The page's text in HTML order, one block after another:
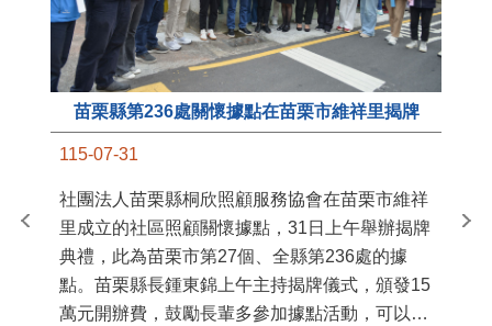
苗栗縣第236處關懷據點在苗栗市維祥里揭牌
115-07-31
社團法人苗栗縣桐欣照顧服務協會在苗栗市維祥
里成立的社區照顧關懷據點，31日上午舉辦揭牌
典禮，此為苗栗市第27個、全縣第236處的據
點。苗栗縣長鍾東錦上午主持揭牌儀式，頒發15
萬元開辦費，鼓勵長輩多參加據點活動，可以更
苗